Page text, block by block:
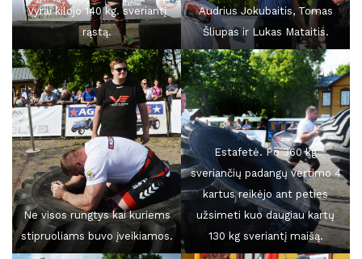
Vyrai kilojo 140 kg. sveriantį
rąstą.
Audrius Jokubaitis, Tomas
Šliupas ir Lukas Mataitis.
Ne visos rungtys kai kuriems
stipruoliams buvo įveikiamos.
Estafetė. Po 360 kg
sveriančių padangų vertimo 4
kartus reikėjo ant peties
užsimeti kuo daugiau kartų
130 kg sveriantį maišą.